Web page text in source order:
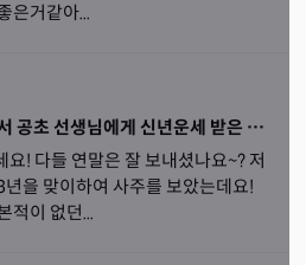
은거같아...
천명 강서 공초 선생님에게 신년운세 받은 후기! / 전화사주보고, 🐰2023년 시작부터 힘 왕창 받기❤️‍🔥❤️‍🔥
요! 다들 연말은 잘 보내셨나요~? 저
을 맞이하여 사주를 보았는데요!
적이 없던...